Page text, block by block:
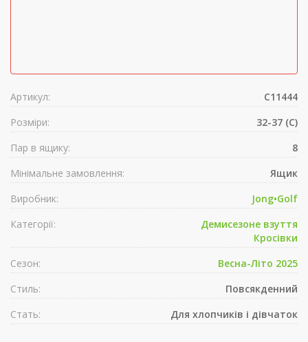
Артикул:
C11444
Розміри:
32-37 (C)
Пар в ящику:
8
Мінімальне замовлення:
Ящик
Виробник:
Jong•Golf
Категорії:
Демисезонe взуття
Кросівки
Сезон:
Весна-Літо 2025
Стиль:
Повсякденний
Стать:
Для хлопчиків і дівчаток